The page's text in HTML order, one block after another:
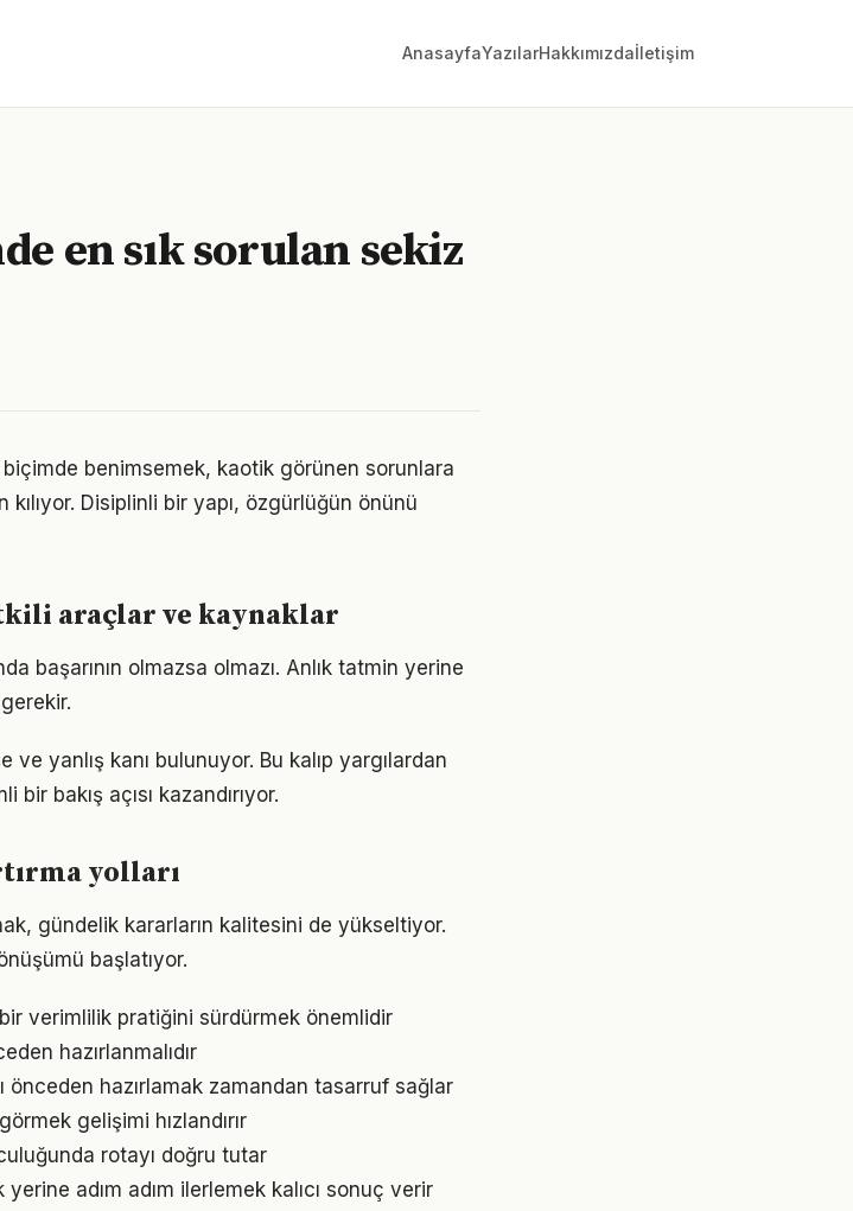
AnasayfaYazılarHakkımızdaİletişim
en sık sorulan sekiz
benimsemek, kaotik görünen sorunlara
Disiplinli bir yapı, özgürlüğün önünü
araçlar ve kaynaklar
başarının olmazsa olmazı. Anlık tatmin yerine
yanlış kanı bulunuyor. Bu kalıp yargılardan
bakış açısı kazandırıyor.
yolları
gündelik kararların kalitesini de yükseltiyor.
başlatıyor.
verimlilik pratiğini sürdürmek önemlidir
hazırlanmalıdır
hazırlamak zamandan tasarruf sağlar
gelişimi hızlandırır
rotayı doğru tutar
adım adım ilerlemek kalıcı sonuç verir